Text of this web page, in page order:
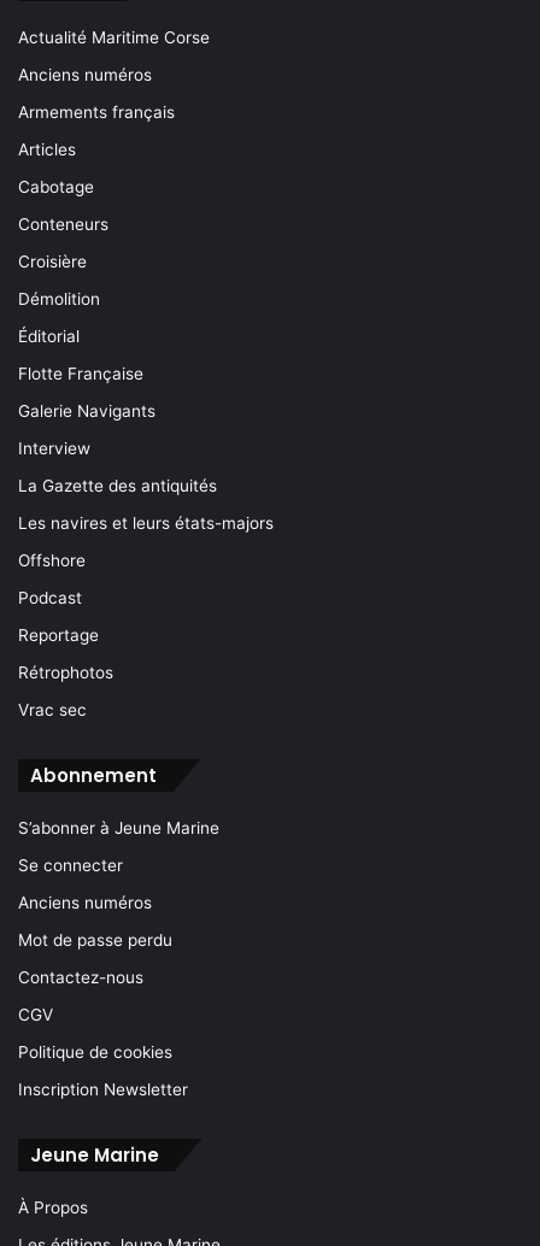
Actualité Maritime Corse
Anciens numéros
Armements français
Articles
Cabotage
Conteneurs
Croisière
Démolition
Éditorial
Flotte Française
Galerie Navigants
Interview
La Gazette des antiquités
Les navires et leurs états-majors
Offshore
Podcast
Reportage
Rétrophotos
Vrac sec
Abonnement
S’abonner à Jeune Marine
Se connecter
Anciens numéros
Mot de passe perdu
Contactez-nous
CGV
Politique de cookies
Inscription Newsletter
Jeune Marine
À Propos